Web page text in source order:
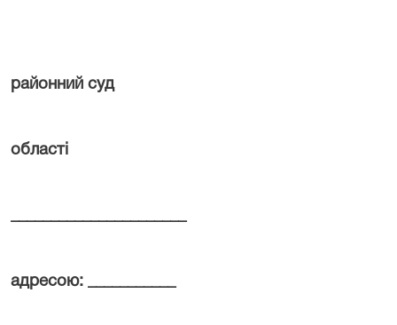
районний суд
області
адресою: ___________